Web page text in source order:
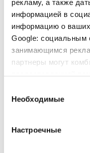
рекламу, а также
информацией в
информацию о ваших
Google: социальным
занимающимся
партнеры могут
вами их сервисов.
согласия
Необходимые
Настроечные
8D66 - Pastello